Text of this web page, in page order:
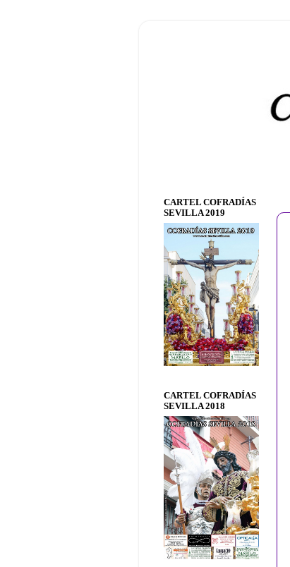
CARTEL COFRADÍAS
SEVILLA 2019
CARTEL COFRADÍAS
SEVILLA 2018